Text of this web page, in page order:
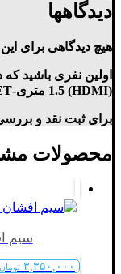
دیدگاهها
هیچ دیدگاهی برای
اولین نفری باشید
(HDMI) 1.5 متری-KNET”
برای ثبت نقد و
محصولات
سیم افشان 1
۳,۳۵۰,۰۰۰ تومان